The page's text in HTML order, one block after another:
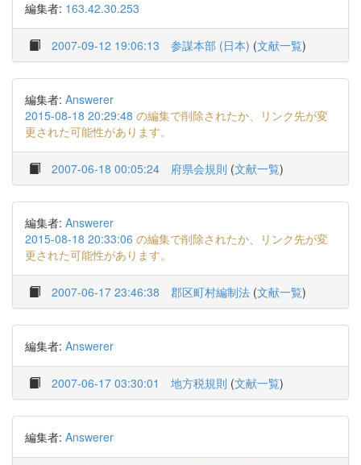
編集者: 163.42.30.253
2007-09-12 19:06:13 参謀本部 (日本) (文献一覧)
編集者: Answerer
2015-08-18 20:29:48 の編集で削除されたか、リンク先が変
更された可能性があります。
2007-06-18 00:05:24 府県会規則 (文献一覧)
編集者: Answerer
2015-08-18 20:33:06 の編集で削除されたか、リンク先が変
更された可能性があります。
2007-06-17 23:46:38 郡区町村編制法 (文献一覧)
編集者: Answerer
2007-06-17 03:30:01 地方税規則 (文献一覧)
編集者: Answerer